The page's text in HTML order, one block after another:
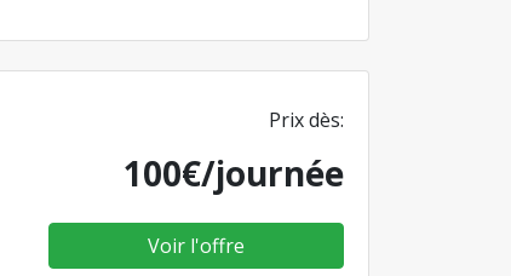
Prix dès:
100€/journée
Voir l'offre